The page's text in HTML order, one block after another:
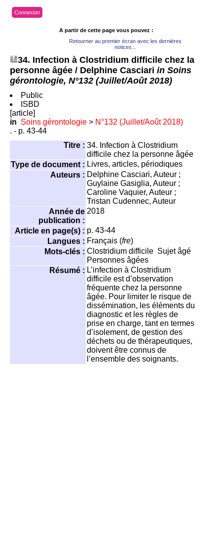
Connexion
A partir de cette page vous pouvez :
Retourner au premier écran avec les dernières
notices...
34. Infection à Clostridium difficile chez la
personne âgée / Delphine Casciari in Soins
gérontologie, N°132 (Juillet/Août 2018)
Public
ISBD
[article]
in Soins gérontologie > N°132 (Juillet/Août 2018)
. - p. 43-44
Titre : 34. Infection à Clostridium
difficile chez la personne âgée
Type de document : Livres, articles, périodiques
Auteurs : Delphine Casciari, Auteur ;
Guylaine Gasiglia, Auteur ;
Caroline Vaquier, Auteur ;
Tristan Cudennec, Auteur
Année de
publication :
2018
Article en page(s) : p. 43-44
Langues : Français (fre)
Mots-clés : Clostridium difficile Sujet âgé
Personnes âgées
Résumé : L’infection à Clostridium
difficile est d’observation
fréquente chez la personne
âgée. Pour limiter le risque de
dissémination, les éléments du
diagnostic et les règles de
prise en charge, tant en termes
d’isolement, de gestion des
déchets ou de thérapeutiques,
doivent être connus de
l’ensemble des soignants.